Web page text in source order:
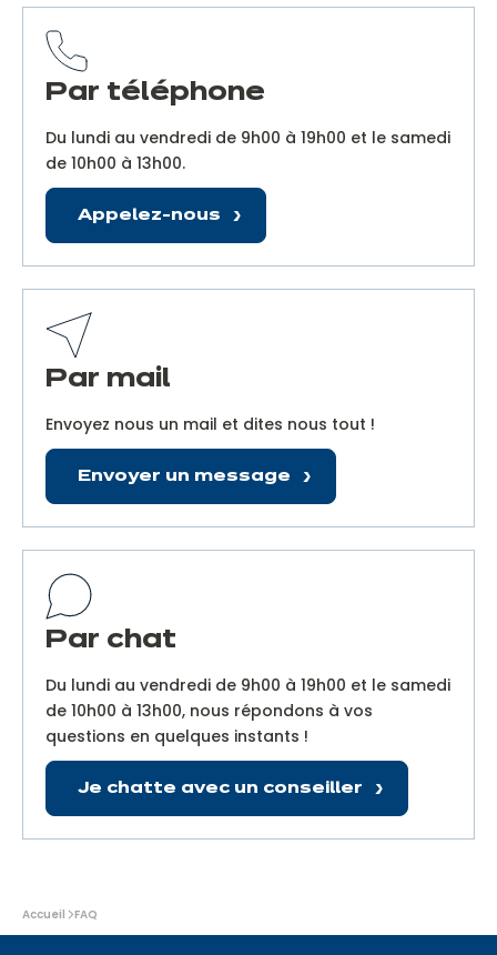
Par téléphone
Du lundi au vendredi de 9h00 à 19h00 et le samedi
de 10h00 à 13h00.
Appelez-nous
Par mail
Envoyez nous un mail et dites nous tout !
Envoyer un message
Par chat
Du lundi au vendredi de 9h00 à 19h00 et le samedi
de 10h00 à 13h00, nous répondons à vos
questions en quelques instants !
Je chatte avec un conseiller
Vous
êtes
Accueil FAQ